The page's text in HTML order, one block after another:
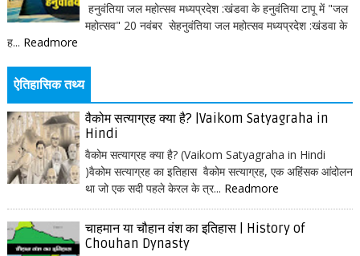
हनुवंतिया जल महोत्सव मध्यप्रदेश :खंडवा के हनुवंतिया टापू में "जल
महोत्सव" 20 नवंबर सेहनुवंतिया जल महोत्सव मध्यप्रदेश :खंडवा के
ह... Readmore
ऐतिहासिक तथ्य
वैकोम सत्याग्रह क्या है? |Vaikom Satyagraha in
Hindi
वैकोम सत्याग्रह क्या है? (Vaikom Satyagraha in Hindi
)वैकोम सत्याग्रह का इतिहास वैकोम सत्याग्रह, एक अहिंसक आंदोलन
था जो एक सदी पहले केरल के त्र... Readmore
चाहमान या चौहान वंश का इतिहास | History of
Chouhan Dynasty